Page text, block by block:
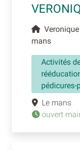
mans
Activités
pédicures-
Le mans
ouvert